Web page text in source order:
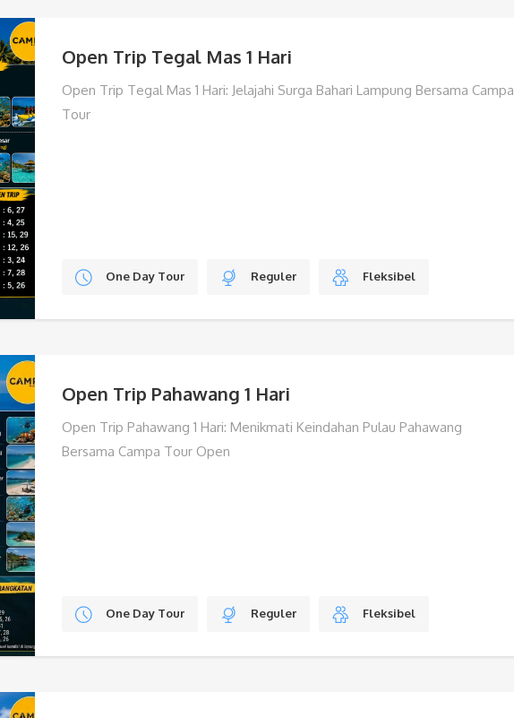
Open Trip Tegal Mas 1 Hari
Open Trip Tegal Mas 1 Hari: Jelajahi Surga Bahari Lampung Bersama Campa
Tour
One Day Tour Reguler Fleksibel
Open Trip Pahawang 1 Hari
Open Trip Pahawang 1 Hari: Menikmati Keindahan Pulau Pahawang
Bersama Campa Tour Open
One Day Tour Reguler Fleksibel